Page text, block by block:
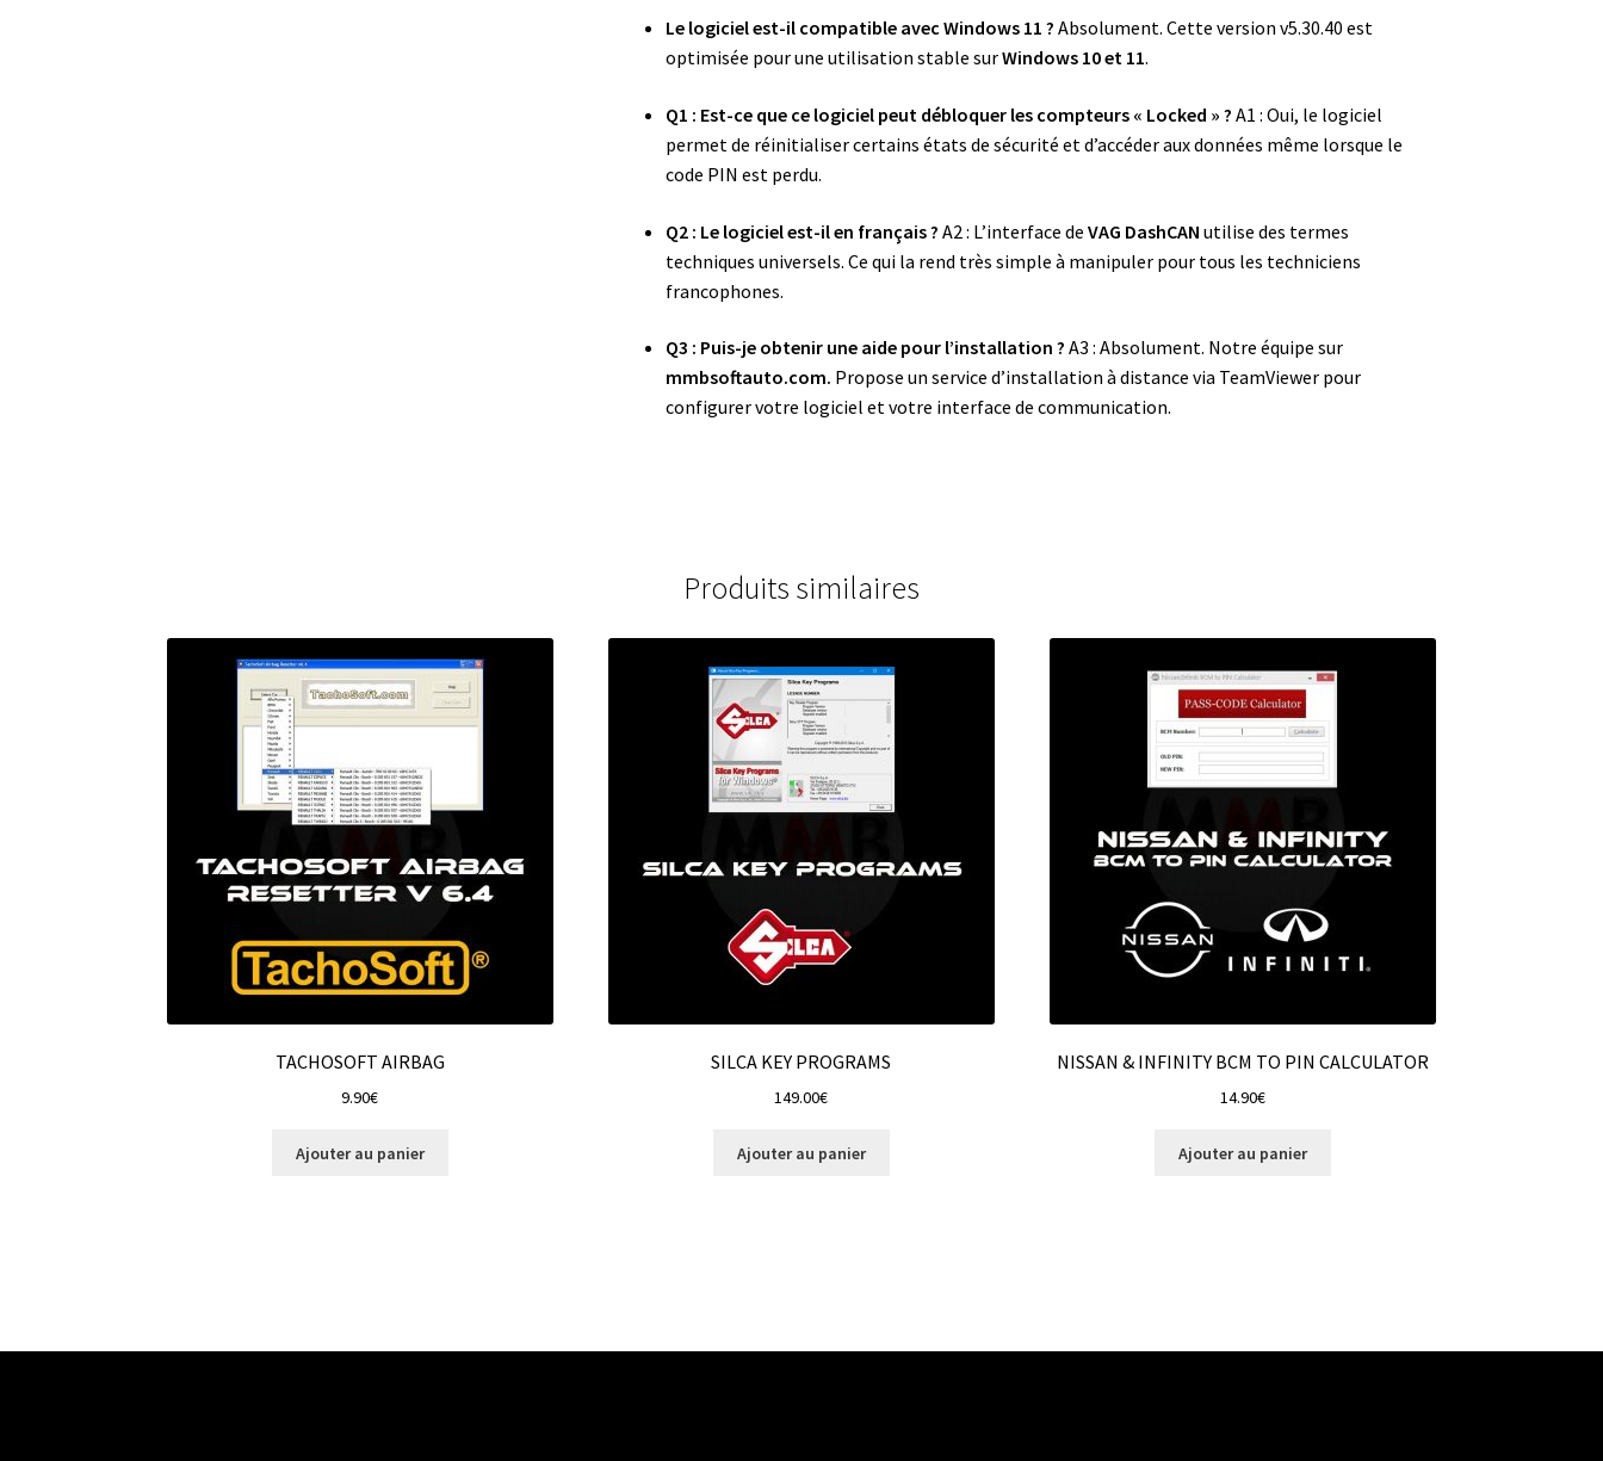
Le logiciel est-il compatible avec Windows 11 ? Absolument. Cette version v5.30.40 est
optimisée pour une utilisation stable surWindows 10 et 11.
Q1 : Est-ce que ce logiciel peut débloquer les compteurs « Locked » ? A1 : Oui, le logiciel
permet de réinitialiser certains états de sécurité et d’accéder aux données même lorsque le
code PIN est perdu.
Q2 : Le logiciel est-il en français ? A2 : L’interface deVAG DashCAN utilise des termes
techniques universels. Ce qui la rend très simple à manipuler pour tous les techniciens
francophones.
Q3 : Puis-je obtenir une aide pour l’installation ? A3 : Absolument. Notre équipe sur
mmbsoftauto.com. Propose un service d’installation à distance via TeamViewer pour
configurer votre logiciel et votre interface de communication.
Produits similaires
TACHOSOFT AIRBAG
9.90€
Ajouter au panier
SILCA KEY PROGRAMS
149.00€
Ajouter au panier
NISSAN & INFINITY BCM TO PIN CALCULATOR
14.90€
Ajouter au panier